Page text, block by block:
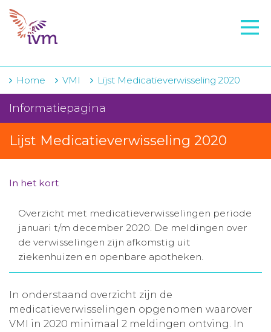
VMI
IVM-academie
Zorginstellingen
Over IVM
Actueel
Contact
Winkelwagentje
Aanmelden nieuwsbrief
Inloggen
Home VMI Lijst Medicatieverwisseling 2020
Informatiepagina
Lijst Medicatieverwisseling 2020
In het kort
Overzicht met medicatieverwisselingen periode
januari t/m december 2020. De meldingen over
de verwisselingen zijn afkomstig uit
ziekenhuizen en openbare apotheken.
In onderstaand overzicht zijn de
medicatieverwisselingen opgenomen waarover
VMI in 2020 minimaal 2 meldingen ontving. In